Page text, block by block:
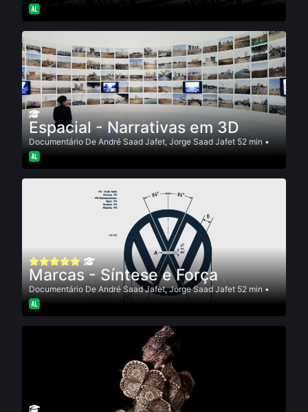
Espacial - Narrativas em 3D
DocumentárioDeAndré Saad Jafet, Jorge Saad Jafet 52 min •
Marcas - Síntese e Força
DocumentárioDeAndré Saad Jafet,Jorge Saad Jafet52 min •